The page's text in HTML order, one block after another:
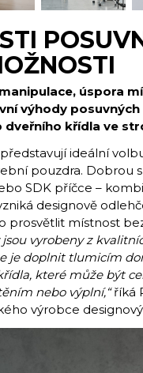
úspora
výhody
dveřního křídla ve
ideální
pouzdra. Dobrou
SDK příčce –
designově
prosvětlit místnost
jsou vyrobeny z
je doplnit tlumicím
které může být
nebo výplní,“říká
výrobce